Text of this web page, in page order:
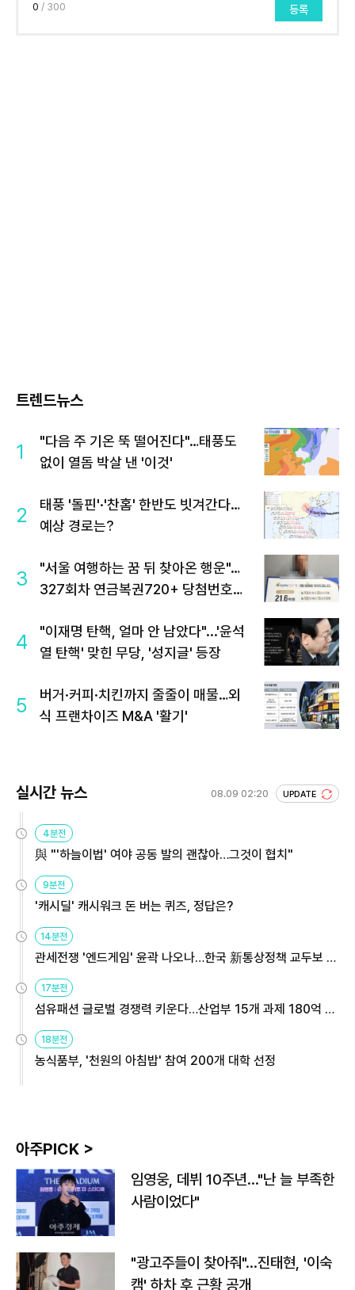
0 / 300 등록
트렌드뉴스
1
"다음 주 기온 뚝 떨어진다"…태풍도
없이 열돔 박살 낸 '이것'
2
태풍 '돌핀'·'찬홈' 한반도 빗겨간다…
예상 경로는?
3
"서울 여행하는 꿈 뒤 찾아온 행운"…
327회차 연금복권720+ 당첨번호조
4
"이재명 탄핵, 얼마 안 남았다"...'윤석
열 탄핵' 맞힌 무당, '성지글' 등장
5
버거·커피·치킨까지 줄줄이 매물…외
식 프랜차이즈 M&A '활기'
실시간 뉴스 08.09 02:20 UPDATE
4분전
與 "'하늘이법' 여야 공동 발의 괜찮아…그것이 협치"
9분전
'캐시딜' 캐시워크 돈 버는 퀴즈, 정답은?
14분전
관세전쟁 '엔드게임' 윤곽 나오나…한국 新통상정책 교두보 활
용해야
17분전
섬유패션 글로벌 경쟁력 키운다…산업부 15개 과제 180억 지
원
18분전
농식품부, '천원의 아침밥' 참여 200개 대학 선정
아주PICK >
임영웅, 데뷔 10주년…"난 늘 부족한
사람이었다"
"광고주들이 찾아줘"…진태현, '이숙
캠' 하차 후 근황 공개